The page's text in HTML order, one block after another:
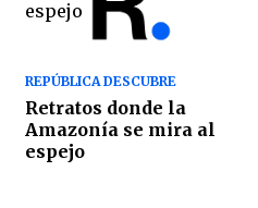
REPÚBLICA DESCUBRE
Retratos donde la
Amazonía se mira al
espejo